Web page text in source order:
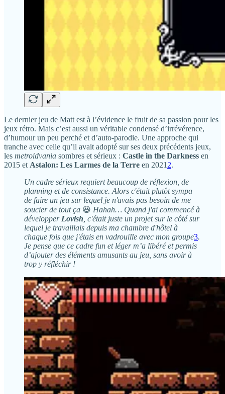
Le dernier jeu de Matt est à l’évidence le fruit de sa passion pour les
jeux rétro. Mais c’est aussi un véritable condensé d’irrévérence,
d’humour un peu perché et d’auto-parodie. Une approche qui
tranche avec celle qu’il avait adopté sur ses deux précédents jeux,
les metroidvania sombres et sérieux : Castle in the Darkness en
2015 et Astalon: Les Larmes de la Terre en 2021 2.
Un cadre sérieux requiert beaucoup de réflexion, de
planning et de consistance. Alors c'était plutôt sympa
de faire un jeu sur lequel je n'avais pas besoin de me
soucier de tout ça 😆 Hahah… Quand j'ai commencé à
développer Lovish , c'était juste un projet sur le côté sur
lequel je travaillais depuis ma chambre d'hôtel à
chaque fois que j'étais en vadrouille avec mon groupe3.
Je pense que ce cadre fun et léger m’a libéré et permis
d’ajouter des éléments amusants au jeu, sans avoir à
trop y réfléchir !